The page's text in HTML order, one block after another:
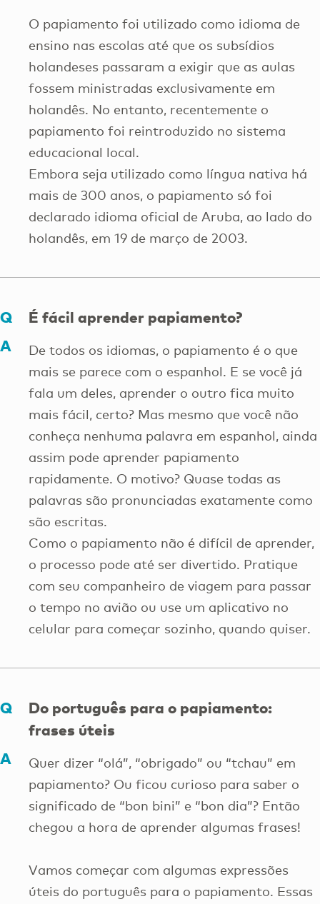
O papiamento foi utilizado como idioma de
ensino nas escolas até que os subsídios
holandeses passaram a exigir que as aulas
fossem ministradas exclusivamente em
holandês. No entanto, recentemente o
papiamento foi reintroduzido no sistema
educacional local.
Embora seja utilizado como língua nativa há
mais de 300 anos, o papiamento só foi
declarado idioma oficial de Aruba, ao lado do
holandês, em 19 de março de 2003.
É fácil aprender papiamento?
De todos os idiomas, o papiamento é o que
mais se parece com o espanhol. E se você já
fala um deles, aprender o outro fica muito
mais fácil, certo? Mas mesmo que você não
conheça nenhuma palavra em espanhol, ainda
assim pode aprender papiamento
rapidamente. O motivo? Quase todas as
palavras são pronunciadas exatamente como
são escritas.
Como o papiamento não é difícil de aprender,
o processo pode até ser divertido. Pratique
com seu companheiro de viagem para passar
o tempo no avião ou use um aplicativo no
celular para começar sozinho, quando quiser.
Do português para o papiamento:
frases úteis
Quer dizer “olá”, “obrigado” ou “tchau” em
papiamento? Ou ficou curioso para saber o
significado de “bon bini” e “bon dia”? Então
chegou a hora de aprender algumas frases!
Vamos começar com algumas expressões
úteis do português para o papiamento. Essas